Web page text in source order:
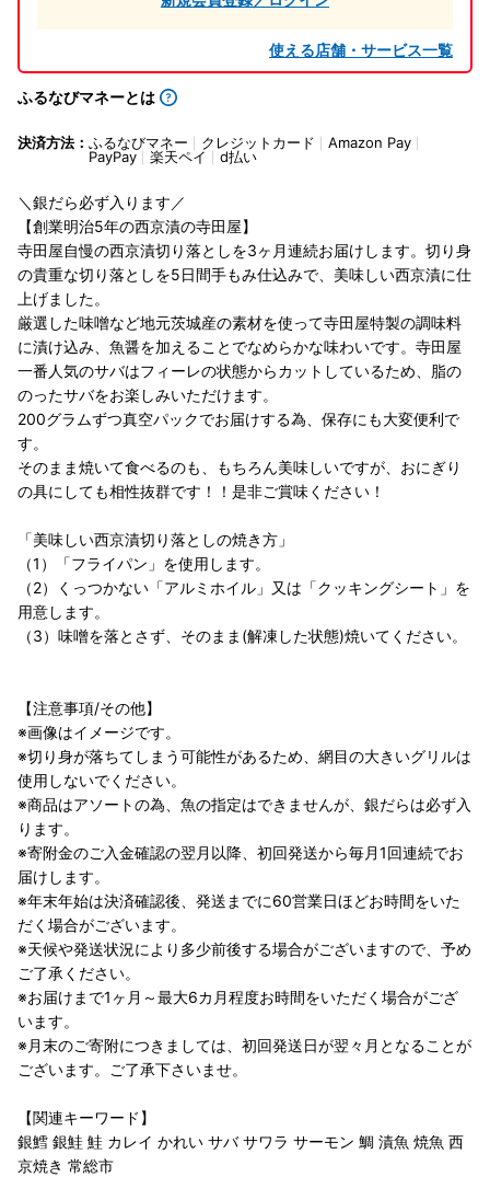
使える店舗・サービス一覧
ふるなびマネーとは
決済方法： ふるなびマネー クレジットカード
Amazon Pay
PayPay
楽天ペイ d払い
＼銀だら必ず入ります／
【創業明治5年の西京漬の寺田屋】
寺田屋自慢の西京漬切り落としを3ヶ月連続お届けします。切り身
の貴重な切り落としを5日間手もみ仕込みで、美味しい西京漬に仕
上げました。
厳選した味噌など地元茨城産の素材を使って寺田屋特製の調味料
に漬け込み、魚醤を加えることでなめらかな味わいです。寺田屋
一番人気のサバはフィーレの状態からカットしているため、脂の
のったサバをお楽しみいただけます。
200グラムずつ真空パックでお届けする為、保存にも大変便利で
す。
そのまま焼いて食べるのも、もちろん美味しいですが、おにぎり
の具にしても相性抜群です！！是非ご賞味ください！
「美味しい西京漬切り落としの焼き方」
（1）「フライパン」を使用します。
（2）くっつかない「アルミホイル」又は「クッキングシート」を
用意します。
（3）味噌を落とさず、そのまま(解凍した状態)焼いてください。
【注意事項/その他】
※画像はイメージです。
※切り身が落ちてしまう可能性があるため、網目の大きいグリルは
使用しないでください。
※商品はアソートの為、魚の指定はできませんが、銀だらは必ず入
ります。
※寄附金のご入金確認の翌月以降、初回発送から毎月1回連続でお
届けします。
※年末年始は決済確認後、発送までに60営業日ほどお時間をいた
だく場合がございます。
※天候や発送状況により多少前後する場合がございますので、予め
ご了承ください。
※お届けまで1ヶ月～最大6カ月程度お時間をいただく場合がござ
います。
※月末のご寄附につきましては、初回発送日が翌々月となることが
ございます。ご了承下さいませ。
【関連キーワード】
銀鱈 銀鮭 鮭 カレイ かれい サバ サワラ サーモン 鯛 漬魚 焼魚 西
京焼き 常総市